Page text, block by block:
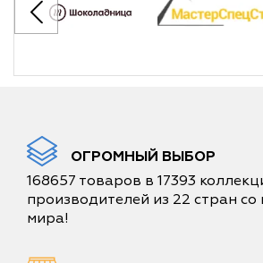
ОГРОМНЫЙ ВЫБОР
168657 товаров в 17393
производителей из 22 стран со
мира!